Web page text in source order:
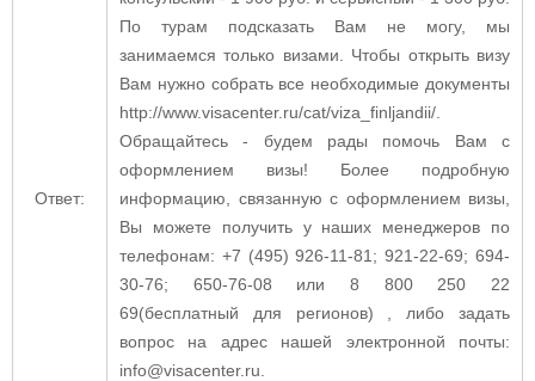
Ответ:
По турам подсказать Вам не могу, мы
занимаемся только визами. Чтобы открыть визу
Вам нужно собрать все необходимые документы
http://www.visacenter.ru/cat/viza_finljandii/.
Обращайтесь - будем рады помочь Вам с
оформлением визы! Более подробную
информацию, связанную с оформлением визы,
Вы можете получить у наших менеджеров по
телефонам: +7 (495) 926-11-81; 921-22-69; 694-
30-76; 650-76-08 или 8 800 250 22
69(бесплатный для регионов) , либо задать
вопрос на адрес нашей электронной почты:
info@visacenter.ru.